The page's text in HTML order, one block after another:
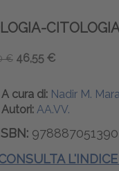
€ 46,55 €
A cura di: Nadir M.
Autori: AA.VV.
ISBN: